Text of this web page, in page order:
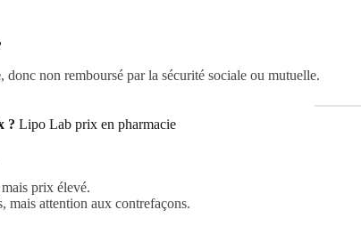
, donc non remboursé par la sécurité sociale ou mutuelle.
? Lipo Lab prix en pharmacie
prix élevé.
mais attention aux contrefaçons.